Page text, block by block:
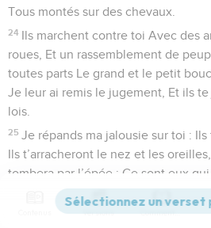
Tous montés sur des chevaux.
24 Ils marchent contre toi Avec des
roues, Et un rassemblement de
toutes parts Le grand et le petit
Je leur ai remis le jugement, Et ils
lois.
25 Je répands ma jalousie sur toi :
Ils t’arracheront le nez et les
tombera par l’épée ; Ce sont eux
filles, Et ta progéniture sera
Ils te dépouilleront de tes
Versions Commentaires